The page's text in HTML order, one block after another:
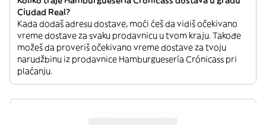
Ciudad Real?
Kada dodaš adresu dostave, moći ćeš da vidiš očekivano
vreme dostave za svaku prodavnicu u tvom kraju. Takođe
možeš da proveriš očekivano vreme dostave za tvoju
narudžbinu iz prodavnice Hamburguesería Crónicass pri
plaćanju.